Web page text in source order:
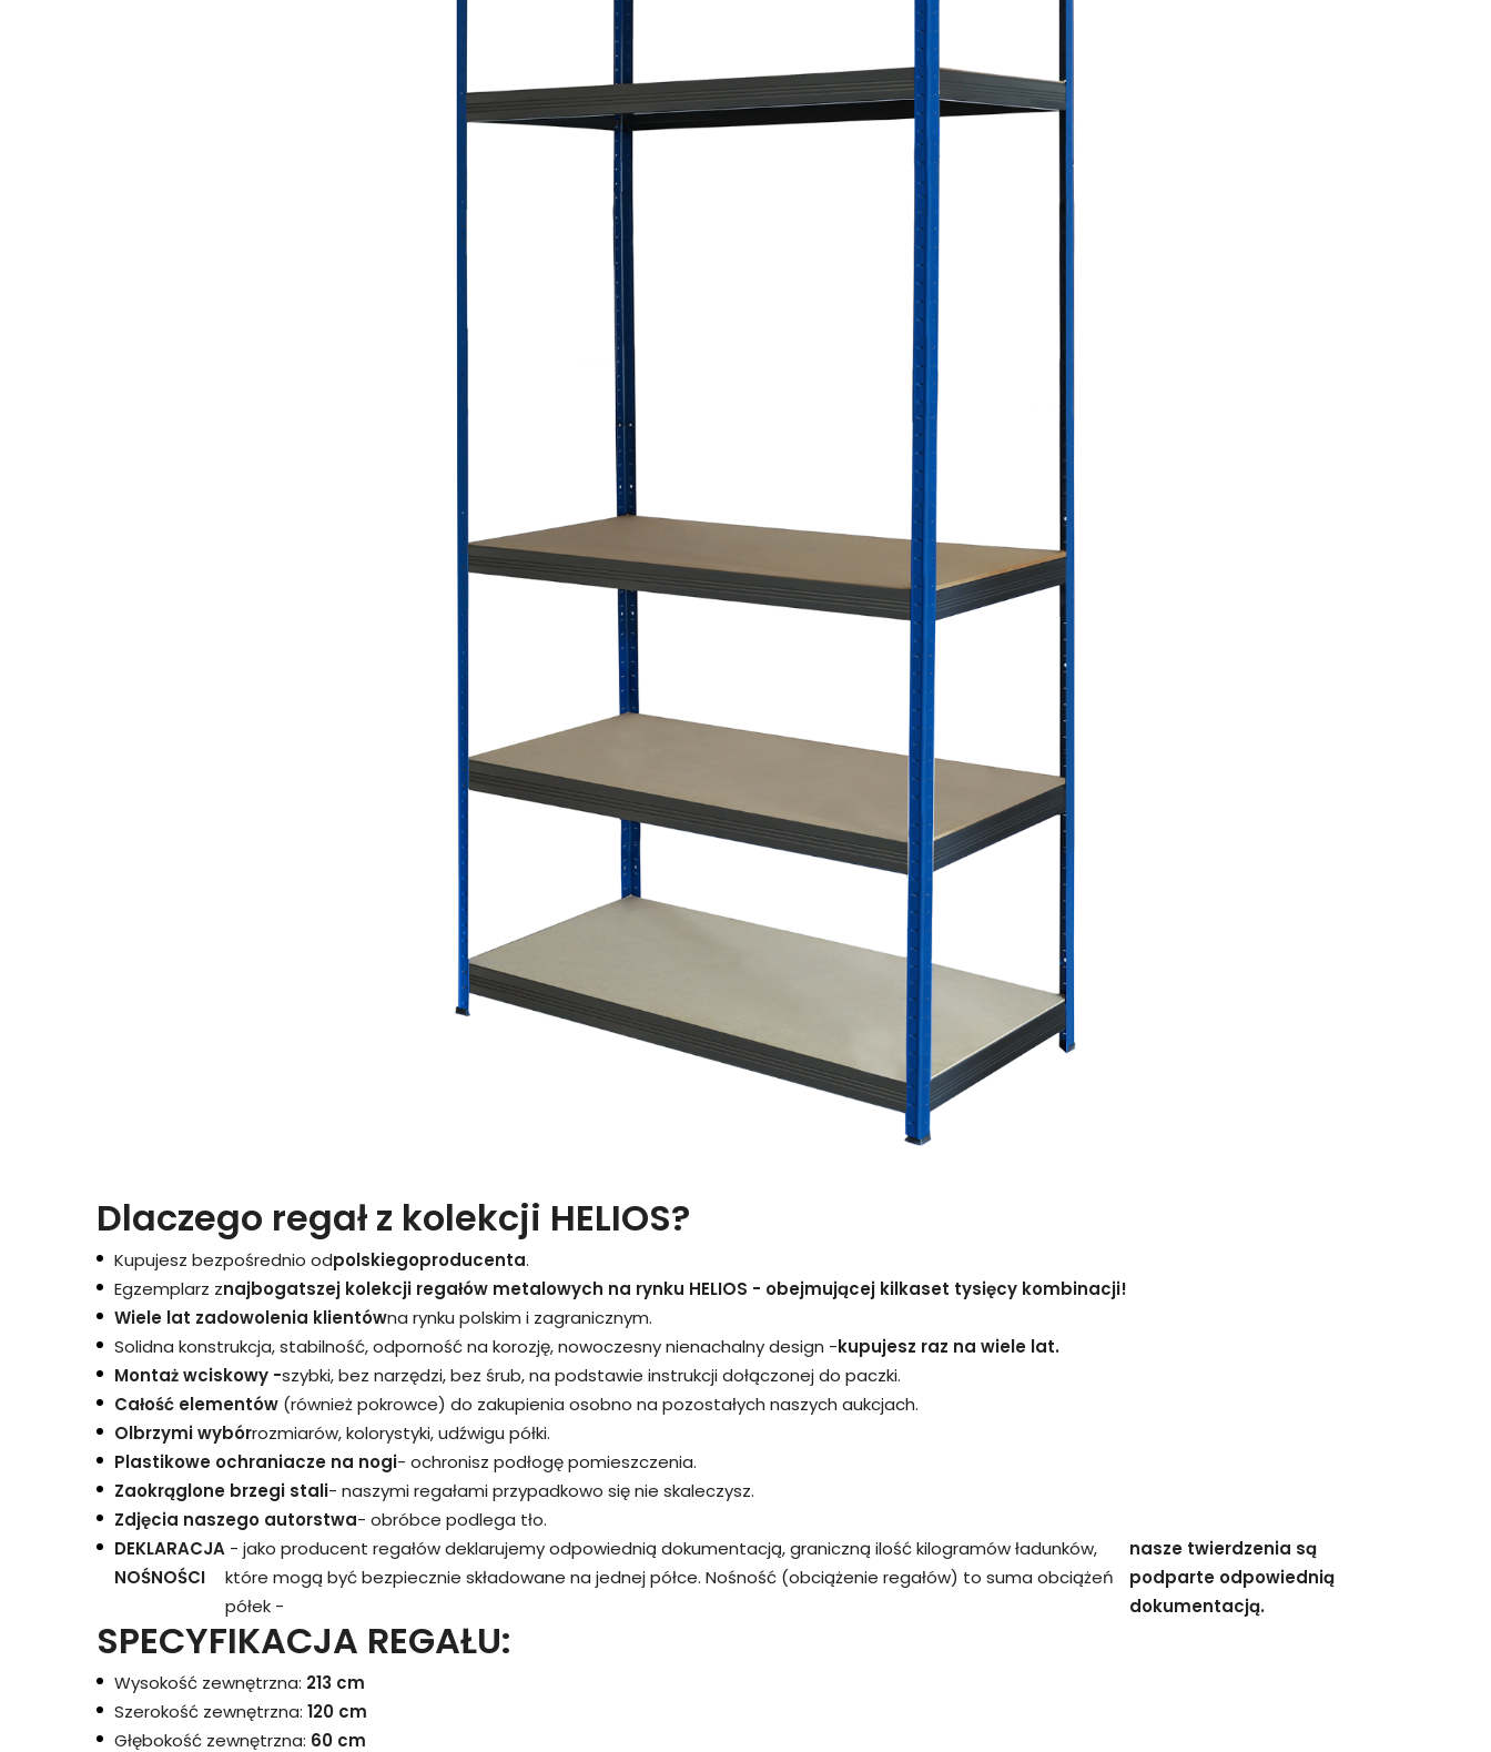
Dlaczego regał z kolekcji HELIOS?
Kupujesz bezpośrednio odpolskiegoproducenta.
Egzemplarz znajbogatszej kolekcji regałów metalowych na rynku HELIOS - obejmującej kilkaset tysięcy kombinacji!
Wiele lat zadowolenia klientówna rynku polskim i zagranicznym.
Solidna konstrukcja, stabilność, odporność na korozję, nowoczesny nienachalny design -kupujesz raz na wiele lat.
Montaż wciskowy -szybki, bez narzędzi, bez śrub, na podstawie instrukcji dołączonej do paczki.
Całość elementów (również pokrowce) do zakupienia osobno na pozostałych naszych aukcjach.
Olbrzymi wybórrozmiarów, kolorystyki, udźwigu półki.
Plastikowe ochraniacze na nogi- ochronisz podłogę pomieszczenia.
Zaokrąglone brzegi stali- naszymi regałami przypadkowo się nie skaleczysz.
Zdjęcia naszego autorstwa- obróbce podlega tło.
DEKLARACJA
NOŚNOŚCI
- jako producent regałów deklarujemy odpowiednią dokumentacją, graniczną ilość kilogramów ładunków,
które mogą być bezpiecznie składowane na jednej półce. Nośność (obciążenie regałów) to suma obciążeń
półek -
nasze twierdzenia są
podparte odpowiednią
dokumentacją.
SPECYFIKACJA REGAŁU:
Wysokość zewnętrzna: 213 cm
Szerokość zewnętrzna: 120 cm
Głębokość zewnętrzna: 60 cm